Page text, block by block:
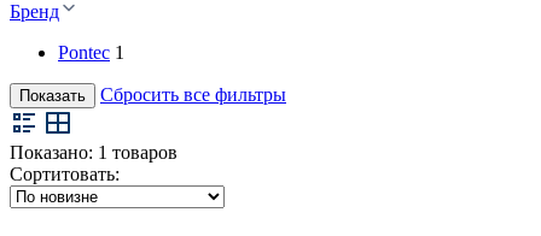
Бренд
Pontec 1
Показать Сбросить все фильтры
Показано: 1 товаров
Сортитовать: